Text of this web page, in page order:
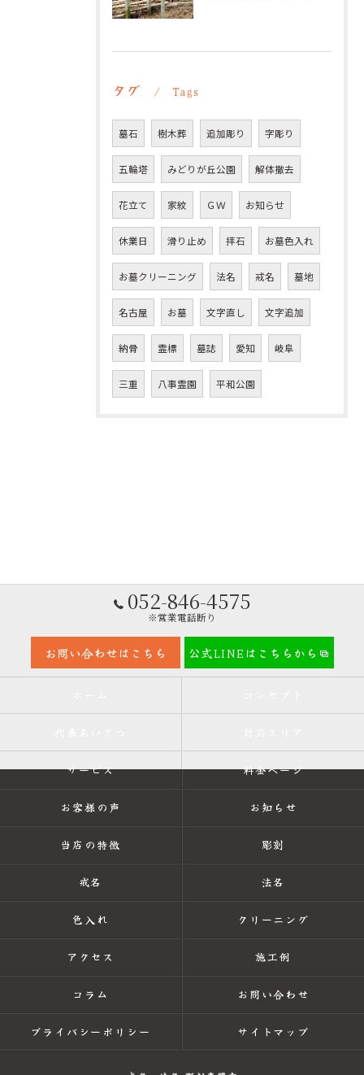
タグ Tags
墓石 樹木葬 追加彫り 字彫り
五輪塔 みどりが丘公園 解体撤去
花立て 家紋 ＧＷ お知らせ
休業日 滑り止め 拝石 お墓色入れ
お墓クリーニング 法名 戒名 墓地
名古屋 お墓 文字直し 文字追加
納骨 霊標 墓誌 愛知 岐阜
三重 八事霊園 平和公園
052-846-4575
※営業電話断り
お問い合わせはこちら 公式LINEはこちらから
サービス 料金ページ
お客様の声 お知らせ
当店の特徴 彫刻
戒名 法名
色入れ クリーニング
アクセス 施工例
コラム お問い合わせ
プライバシーポリシー サイトマップ